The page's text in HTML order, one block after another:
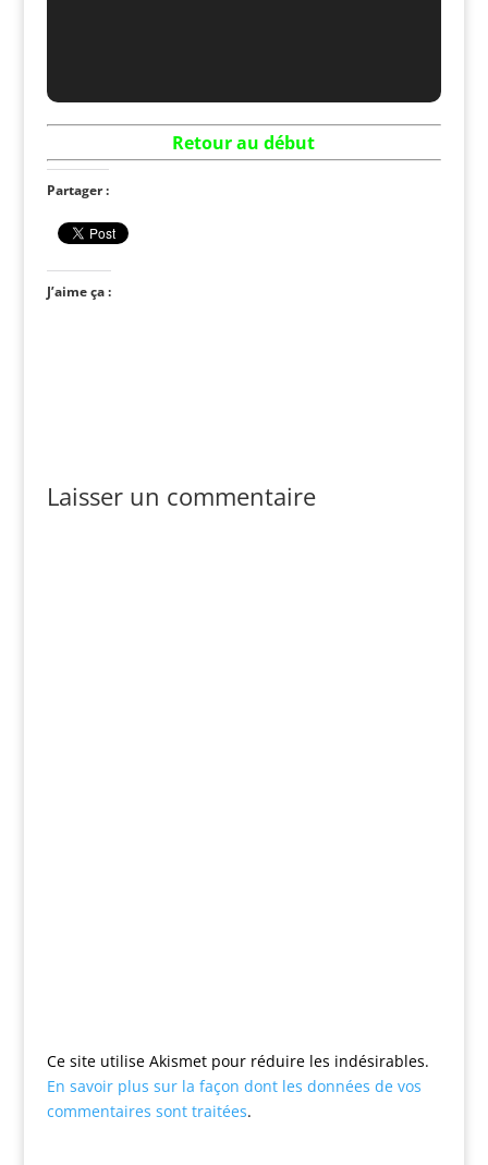
Retour au début
Partager :
J’aime ça :
Laisser un commentaire
Ce site utilise Akismet pour réduire les indésirables.
En savoir plus sur la façon dont les données de vos
commentaires sont traitées.